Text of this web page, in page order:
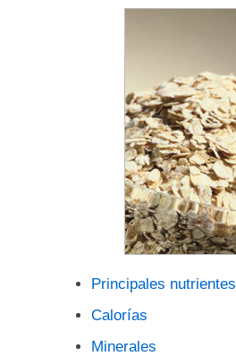
Principales nutrientes
Calorías
Minerales